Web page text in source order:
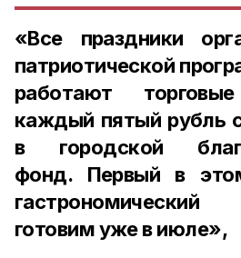
«Все праздники
патриотической
работают
каждый пятый рубль
в городской
фонд. Первый в
готовим уже в июле»,